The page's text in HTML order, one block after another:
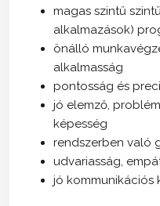
magas szintű
alkalmazások)
önálló
alkalmasság
pontosság és
jó elemző,
képesség
rendszerben való
udvariasság,
jó kommunikációs